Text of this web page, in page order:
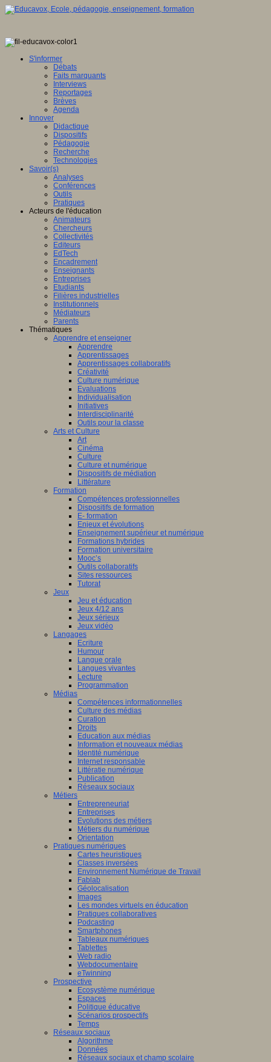
S'informer
Débats
Faits marquants
Interviews
Reportages
Brèves
Agenda
Innover
Didactique
Dispositifs
Pédagogie
Recherche
Technologies
Savoir(s)
Analyses
Conférences
Outils
Pratiques
Acteurs de l'éducation
Animateurs
Chercheurs
Collectivités
Editeurs
EdTech
Encadrement
Enseignants
Entreprises
Etudiants
Filières industrielles
Institutionnels
Médiateurs
Parents
Thématiques
Apprendre et enseigner
Apprendre
Apprentissages
Apprentissages collaboratifs
Créativité
Culture numérique
Evaluations
Individualisation
Initiatives
Interdisciplinarité
Outils pour la classe
Arts et Culture
Art
Cinéma
Culture
Culture et numérique
Dispositifs de médiation
Littérature
Formation
Compétences professionnelles
Dispositifs de formation
E- formation
Enjeux et évolutions
Enseignement supérieur et numérique
Formations hybrides
Formation universitaire
Mooc’s
Outils collaboratifs
Sites ressources
Tutorat
Jeux
Jeu et éducation
Jeux 4/12 ans
Jeux sérieux
Jeux vidéo
Langages
Ecriture
Humour
Langue orale
Langues vivantes
Lecture
Programmation
Médias
Compétences informationnelles
Culture des médias
Curation
Droits
Education aux médias
Information et nouveaux médias
Identité numérique
Internet responsable
Littératie numérique
Publication
Réseaux sociaux
Métiers
Entrepreneuriat
Entreprises
Evolutions des métiers
Métiers du numérique
Orientation
Pratiques numériques
Cartes heuristiques
Classes inversées
Environnement Numérique de Travail
Fablab
Géolocalisation
Images
Les mondes virtuels en éducation
Pratiques collaboratives
Podcasting
Smartphones
Tableaux numériques
Tablettes
Web radio
Webdocumentaire
eTwinning
Prospective
Ecosystème numérique
Espaces
Politique éducative
Scénarios prospectifs
Temps
Réseaux sociaux
Algorithme
Données
Réseaux sociaux et champ scolaire